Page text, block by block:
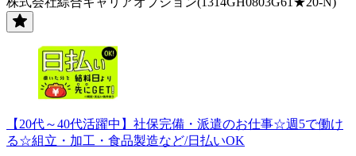
【20代～40代活躍中】社保完備・派遣のお仕事☆週5で働け
る☆組立・加工・食品製造など/日払いOK